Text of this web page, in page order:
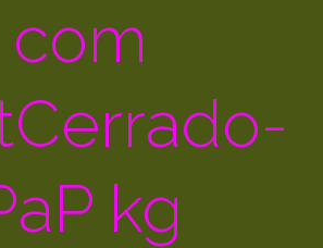
com
kg